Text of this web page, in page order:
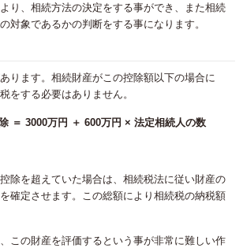
り、相続方法の決定をする事ができ、また相続
対象であるかの判断をする事になります。
ります。相続財産がこの控除額以下の場合に
をする必要はありません。
＝ 3000万円 ＋ 600万円 × 法定相続人の数
除を超えていた場合は、相続税法に従い財産の
確定させます。この総額により相続税の納税額
この財産を評価するという事が非常に難しい作